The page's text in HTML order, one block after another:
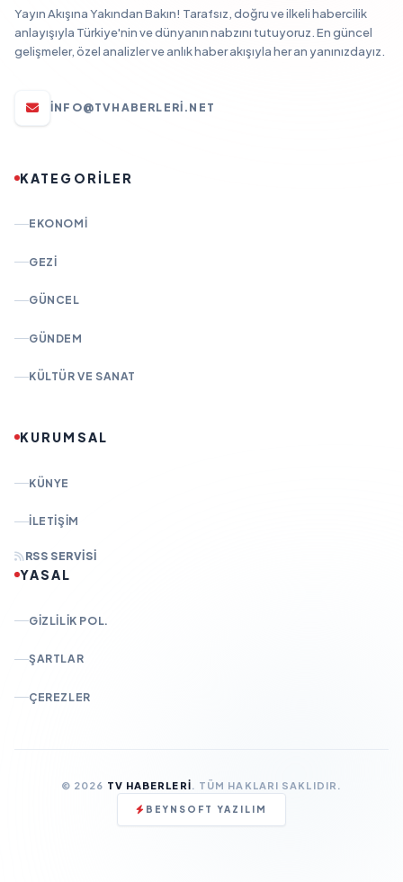
Yayın Akışına Yakından Bakın! Tarafsız, doğru ve ilkeli habercilik
anlayışıyla Türkiye'nin ve dünyanın nabzını tutuyoruz. En güncel
gelişmeler, özel analizler ve anlık haber akışıyla her an yanınızdayız.
INFO@TVHABERLERI.NET
KATEGORİLER
EKONOMI
GEZI
GÜNCEL
GÜNDEM
KÜLTÜR VE SANAT
KURUMSAL
KÜNYE
İLETIŞIM
RSS SERVISI
YASAL
GIZLILIK POL.
ŞARTLAR
ÇEREZLER
© 2026 TV HABERLERI . TÜM HAKLARI SAKLIDIR.
BEYNSOFT YAZILIM